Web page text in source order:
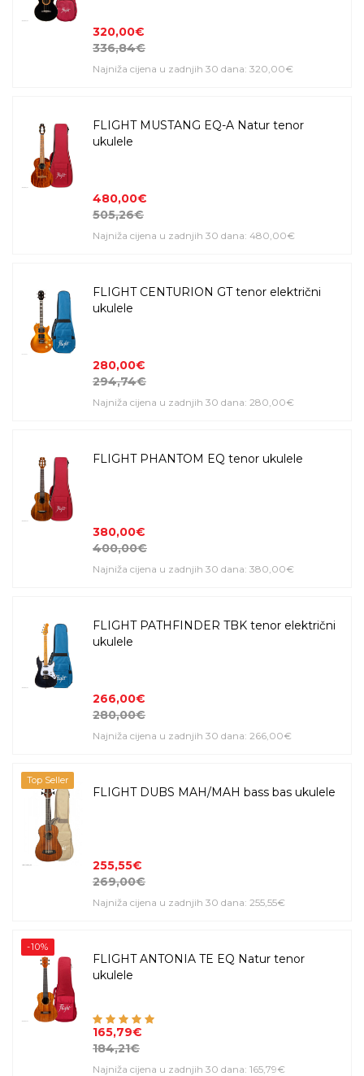
320,00€
336,84€
Najniža cijena u zadnjih 30 dana: 320,00€
FLIGHT MUSTANG EQ-A Natur tenor
ukulele
480,00€
505,26€
Najniža cijena u zadnjih 30 dana: 480,00€
FLIGHT CENTURION GT tenor električni
ukulele
280,00€
294,74€
Najniža cijena u zadnjih 30 dana: 280,00€
FLIGHT PHANTOM EQ tenor ukulele
380,00€
400,00€
Najniža cijena u zadnjih 30 dana: 380,00€
FLIGHT PATHFINDER TBK tenor električni
ukulele
266,00€
280,00€
Najniža cijena u zadnjih 30 dana: 266,00€
Top Seller
FLIGHT DUBS MAH/MAH bass bas ukulele
255,55€
269,00€
Najniža cijena u zadnjih 30 dana: 255,55€
-10%
FLIGHT ANTONIA TE EQ Natur tenor
ukulele
165,79€
184,21€
Najniža cijena u zadnjih 30 dana: 165,79€